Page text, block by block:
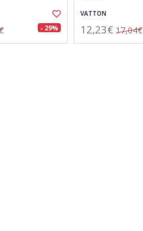
- 29%
VATTON
12,23€ 17,04€